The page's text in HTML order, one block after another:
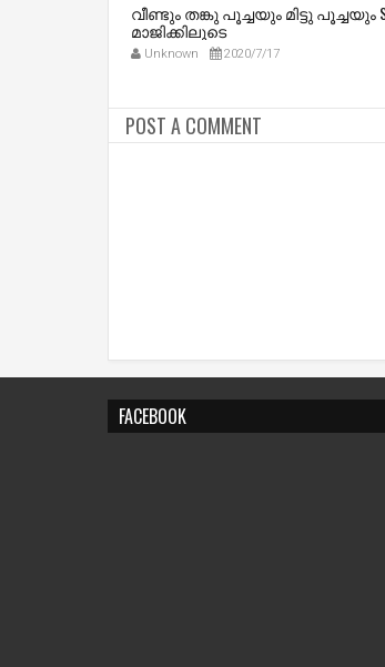
വീണ്ടും തങ്കു പൂച്ചയും മിട്ടു പൂച്ചയും
മാജിക്കിലൂടെ
Unknown 2020/7/17
POST A COMMENT
FACEBOOK